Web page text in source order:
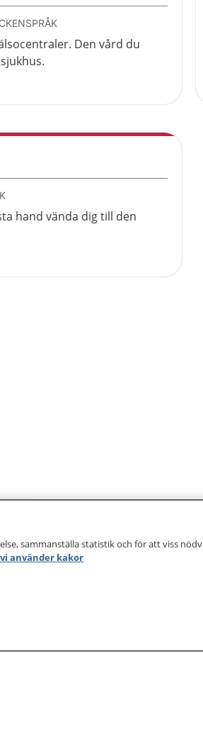
Den vård du
hand vända dig till den
sammanställa statistik och för att viss
använder kakor